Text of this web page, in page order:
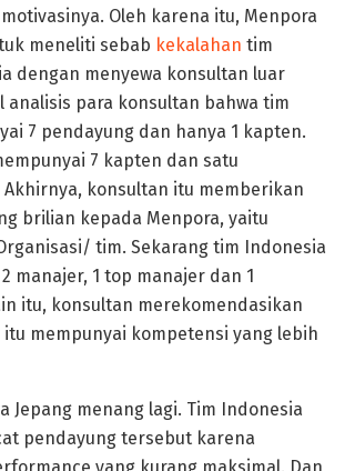
Oleh karena itu, Menpora
meneliti sebab kekalahan tim
dengan menyewa konsultan luar
analisis para konsultan bahwa tim
7 pendayung dan hanya 1 kapten.
7 kapten dan satu
Akhirnya, konsultan itu memberikan
brilian kepada Menpora, yaitu
tim. Sekarang tim Indonesia
manajer, 1 top manajer dan 1
itu, konsultan merekomendasikan
mempunyai kompetensi yang lebih
Jepang menang lagi. Tim Indonesia
pendayung tersebut karena